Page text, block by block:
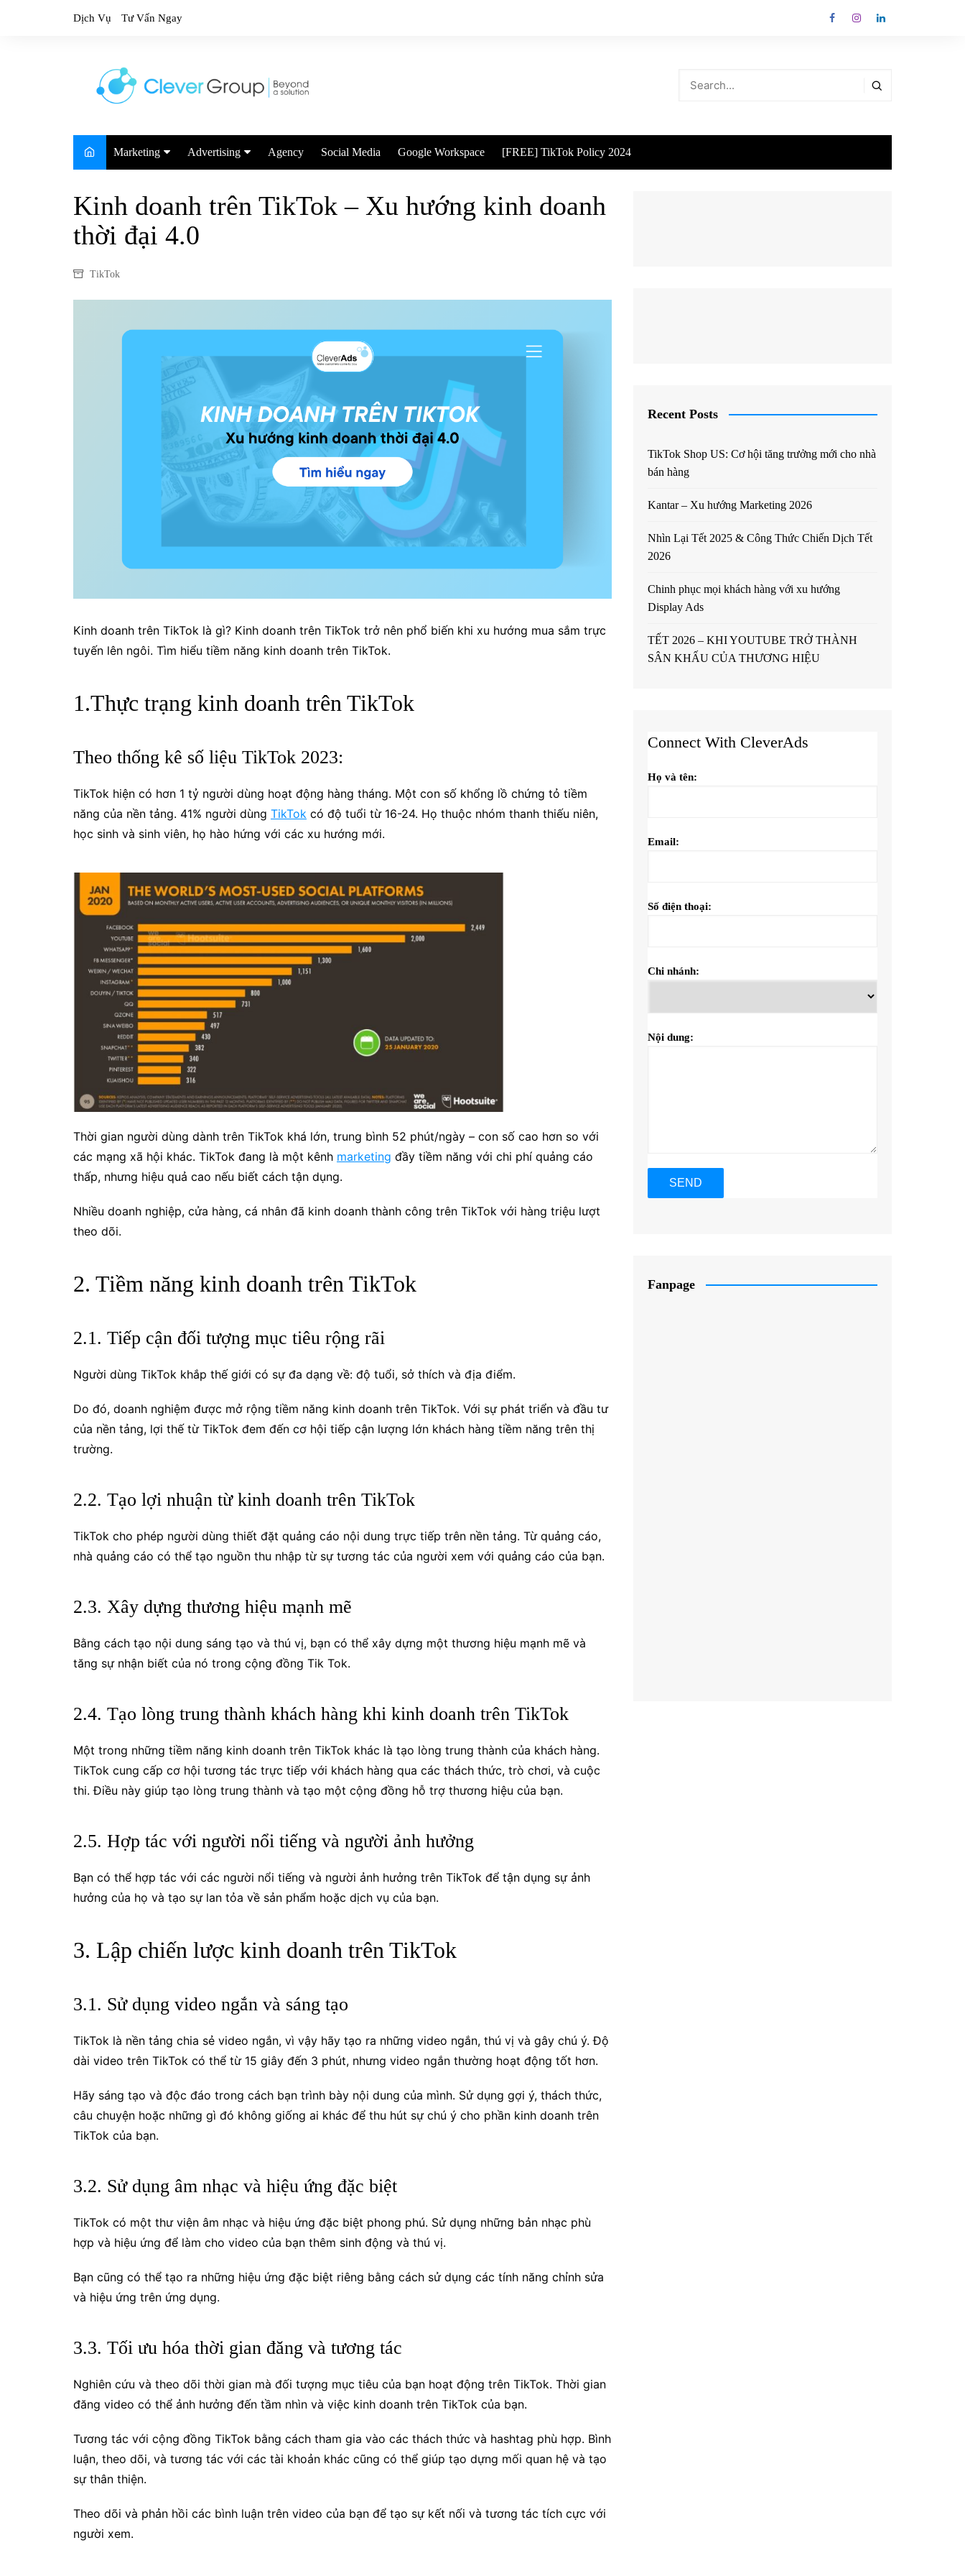
Dịch Vụ Tư Vấn Ngay
Marketing
Marketing Report
Advertising
TikTok
Facebook
Agency Social Media Google Workspace [FREE] TikTok Policy 2024
Kinh doanh trên TikTok – Xu hướng kinh doanh
thời đại 4.0
TikTok
Kinh doanh trên TikTok là gì? Kinh doanh trên TikTok trở nên phổ biến khi xu hướng mua sắm trực
tuyến lên ngôi. Tìm hiểu tiềm năng kinh doanh trên TikTok.
1.Thực trạng kinh doanh trên TikTok
Theo thống kê số liệu TikTok 2023:
TikTok hiện có hơn 1 tỷ người dùng hoạt động hàng tháng. Một con số khổng lồ chứng tỏ tiềm
năng của nền tảng. 41% người dùng TikTok có độ tuổi từ 16-24. Họ thuộc nhóm thanh thiếu niên,
học sinh và sinh viên, họ hào hứng với các xu hướng mới.
Thời gian người dùng dành trên TikTok khá lớn, trung bình 52 phút/ngày – con số cao hơn so với
các mạng xã hội khác. TikTok đang là một kênh marketing đầy tiềm năng với chi phí quảng cáo
thấp, nhưng hiệu quả cao nếu biết cách tận dụng.
Nhiều doanh nghiệp, cửa hàng, cá nhân đã kinh doanh thành công trên TikTok với hàng triệu lượt
theo dõi.
2. Tiềm năng kinh doanh trên TikTok
2.1. Tiếp cận đối tượng mục tiêu rộng rãi
Người dùng TikTok khắp thế giới có sự đa dạng về: độ tuổi, sở thích và địa điểm.
Do đó, doanh nghiệm được mở rộng tiềm năng kinh doanh trên TikTok. Với sự phát triển và đầu tư
của nền tảng, lợi thế từ TikTok đem đến cơ hội tiếp cận lượng lớn khách hàng tiềm năng trên thị
trường.
2.2. Tạo lợi nhuận từ kinh doanh trên TikTok
TikTok cho phép người dùng thiết đặt quảng cáo nội dung trực tiếp trên nền tảng. Từ quảng cáo,
nhà quảng cáo có thể tạo nguồn thu nhập từ sự tương tác của người xem với quảng cáo của bạn.
2.3. Xây dựng thương hiệu mạnh mẽ
Bằng cách tạo nội dung sáng tạo và thú vị, bạn có thể xây dựng một thương hiệu mạnh mẽ và
tăng sự nhận biết của nó trong cộng đồng Tik Tok.
2.4. Tạo lòng trung thành khách hàng khi kinh doanh trên TikTok
Một trong những tiềm năng kinh doanh trên TikTok khác là tạo lòng trung thành của khách hàng.
TikTok cung cấp cơ hội tương tác trực tiếp với khách hàng qua các thách thức, trò chơi, và cuộc
thi. Điều này giúp tạo lòng trung thành và tạo một cộng đồng hỗ trợ thương hiệu của bạn.
2.5. Hợp tác với người nổi tiếng và người ảnh hưởng
Bạn có thể hợp tác với các người nổi tiếng và người ảnh hưởng trên TikTok để tận dụng sự ảnh
hưởng của họ và tạo sự lan tỏa về sản phẩm hoặc dịch vụ của bạn.
3. Lập chiến lược kinh doanh trên TikTok
3.1. Sử dụng video ngắn và sáng tạo
TikTok là nền tảng chia sẻ video ngắn, vì vậy hãy tạo ra những video ngắn, thú vị và gây chú ý. Độ
dài video trên TikTok có thể từ 15 giây đến 3 phút, nhưng video ngắn thường hoạt động tốt hơn.
Hãy sáng tạo và độc đáo trong cách bạn trình bày nội dung của mình. Sử dụng gợi ý, thách thức,
câu chuyện hoặc những gì đó không giống ai khác để thu hút sự chú ý cho phần kinh doanh trên
TikTok của bạn.
3.2. Sử dụng âm nhạc và hiệu ứng đặc biệt
TikTok có một thư viện âm nhạc và hiệu ứng đặc biệt phong phú. Sử dụng những bản nhạc phù
hợp và hiệu ứng để làm cho video của bạn thêm sinh động và thú vị.
Bạn cũng có thể tạo ra những hiệu ứng đặc biệt riêng bằng cách sử dụng các tính năng chỉnh sửa
và hiệu ứng trên ứng dụng.
3.3. Tối ưu hóa thời gian đăng và tương tác
Nghiên cứu và theo dõi thời gian mà đối tượng mục tiêu của bạn hoạt động trên TikTok. Thời gian
đăng video có thể ảnh hưởng đến tầm nhìn và việc kinh doanh trên TikTok của bạn.
Tương tác với cộng đồng TikTok bằng cách tham gia vào các thách thức và hashtag phù hợp. Bình
luận, theo dõi, và tương tác với các tài khoản khác cũng có thể giúp tạo dựng mối quan hệ và tạo
sự thân thiện.
Theo dõi và phản hồi các bình luận trên video của bạn để tạo sự kết nối và tương tác tích cực với
người xem.
Recent Posts
TikTok Shop US: Cơ hội tăng trưởng mới cho nhà
bán hàng
Kantar – Xu hướng Marketing 2026
Nhìn Lại Tết 2025 & Công Thức Chiến Dịch Tết
2026
Chinh phục mọi khách hàng với xu hướng
Display Ads
TẾT 2026 – KHI YOUTUBE TRỞ THÀNH
SÂN KHẤU CỦA THƯƠNG HIỆU
Connect With CleverAds
Họ và tên:
Email:
Số điện thoại:
Chi nhánh:
Nội dung:
Fanpage